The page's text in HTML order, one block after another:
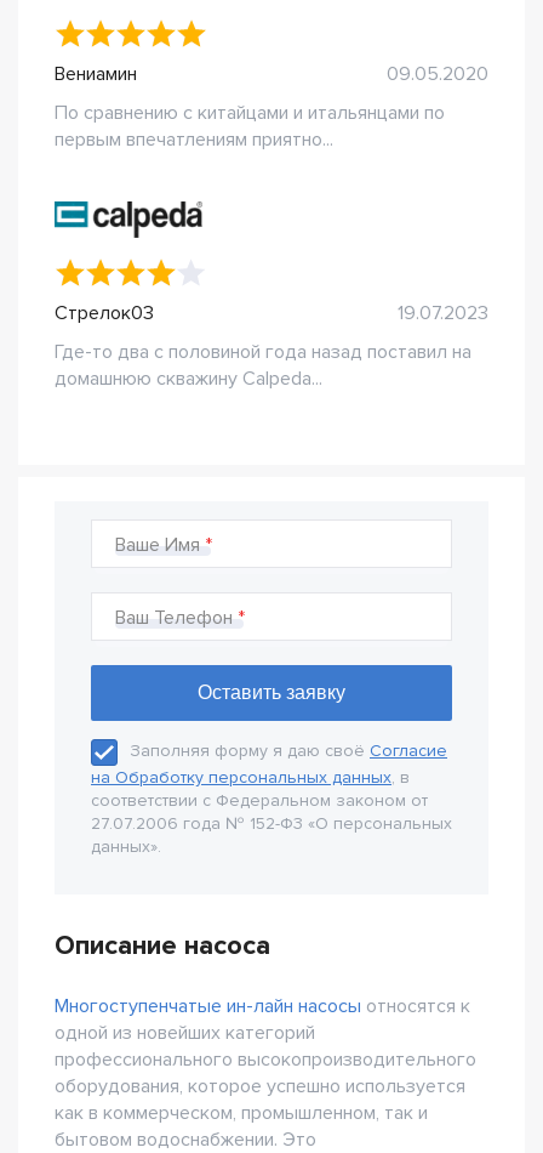
Вениамин
09.05.2020
По сравнению с китайцами и итальянцами по
первым впечатлениям приятно...
Стрелок03
19.07.2023
Где-то два с половиной года назад поставил на
домашнюю скважину Calpeda...
Ваше Имя
Ваш Телефон
Заполняя форму я даю своё Согласие
на Обработку персональных данных, в
соответствии с Федеральном законом от
27.07.2006 года № 152-Ф3 «О персональных
данных».
Описание насоса
Многоступенчатые ин-лайн насосы относятся к
одной из новейших категорий
профессионального высокопроизводительного
оборудования, которое успешно используется
как в коммерческом, промышленном, так и
бытовом водоснабжении. Это